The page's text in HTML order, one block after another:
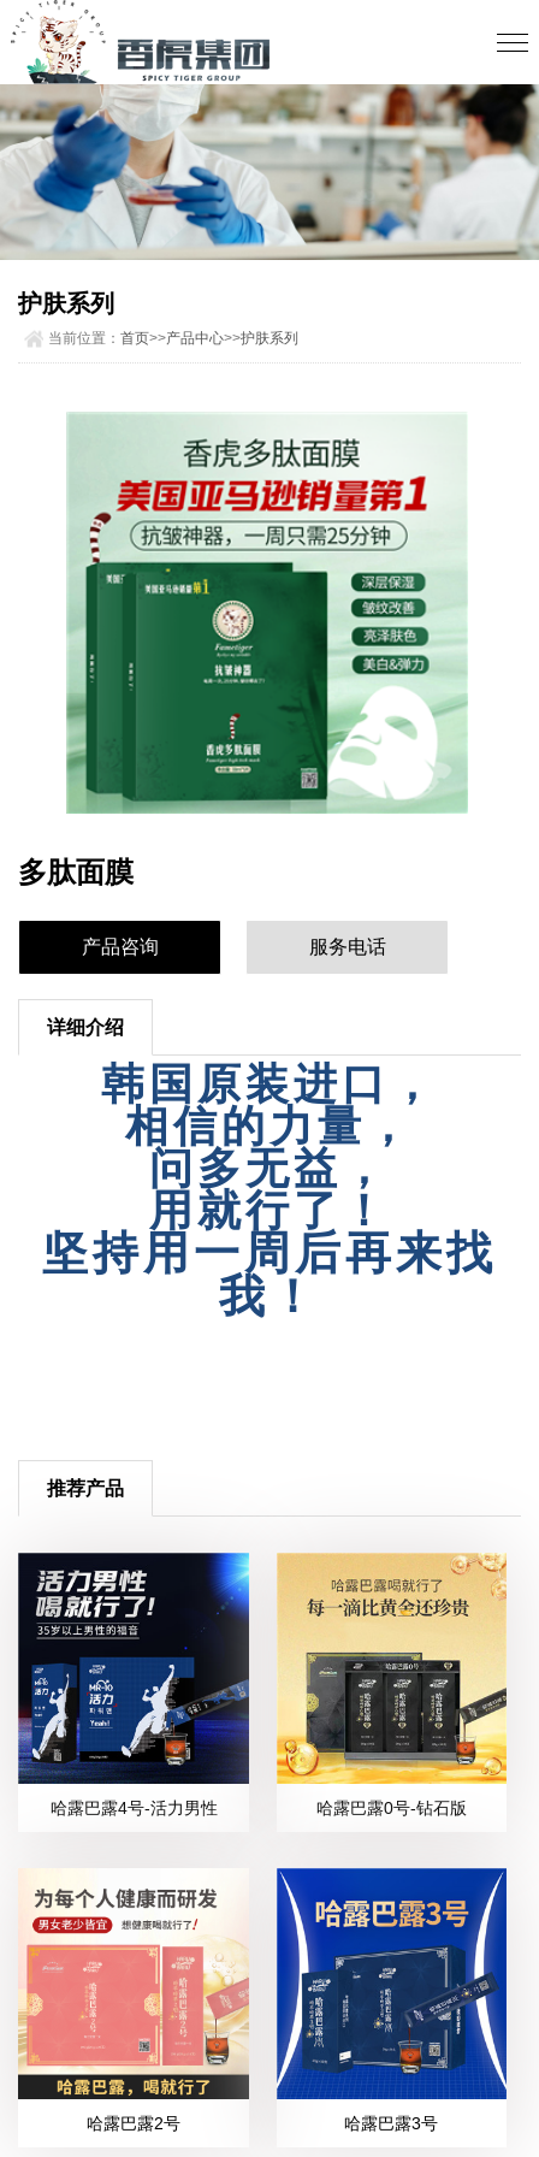
护肤系列
当前位置：首页>>产品中心>>护肤系列
多肽面膜
产品咨询 服务电话
详细介绍
韩国原装进口，
相信的力量，
问多无益，
用就行了！
坚持用一周后再来找
我！
推荐产品
哈露巴露4号-活力男性 哈露巴露0号-钻石版
哈露巴露2号 哈露巴露3号